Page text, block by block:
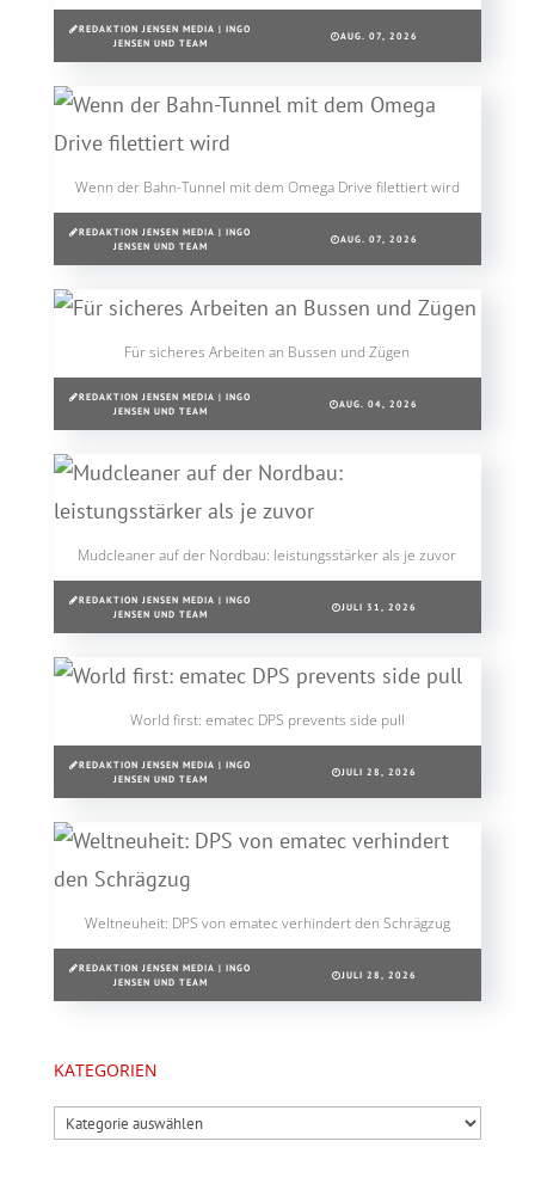
REDAKTION JENSEN MEDIA | INGO
JENSEN UND TEAM
AUG. 07, 2026
Wenn der Bahn-Tunnel mit dem Omega Drive filettiert wird
REDAKTION JENSEN MEDIA | INGO
JENSEN UND TEAM
AUG. 07, 2026
Für sicheres Arbeiten an Bussen und Zügen
REDAKTION JENSEN MEDIA | INGO
JENSEN UND TEAM
AUG. 04, 2026
Mudcleaner auf der Nordbau: leistungsstärker als je zuvor
REDAKTION JENSEN MEDIA | INGO
JENSEN UND TEAM
JULI 31, 2026
World first: ematec DPS prevents side pull
REDAKTION JENSEN MEDIA | INGO
JENSEN UND TEAM
JULI 28, 2026
Weltneuheit: DPS von ematec verhindert den Schrägzug
REDAKTION JENSEN MEDIA | INGO
JENSEN UND TEAM
JULI 28, 2026
KATEGORIEN
Kategorien